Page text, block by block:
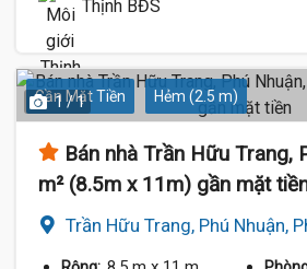
Thịnh BĐS
Gần Mặt Tiền Hẻm (2.5 m)
1 / 1
Bán nhà Trần Hữu Trang,
m² (8.5m x 11m) gần mặt
Trần Hữu Trang, Phú Nhuận,